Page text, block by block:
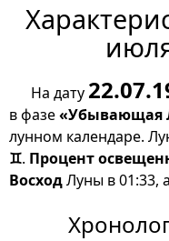
На дату
в фазе«Убывающая
лунном календаре.
♊. Процент
ВосходЛуны в 01:33, а